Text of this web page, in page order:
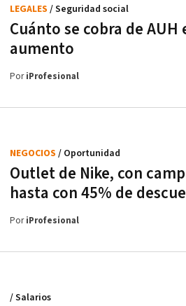
Cuánto se cobra de AUH
aumento
LEGALES / Seguridad social
PoriProfesional
Outlet de Nike, con
hasta con 45% de
NEGOCIOS / Oportunidad
PoriProfesional
/ Salarios